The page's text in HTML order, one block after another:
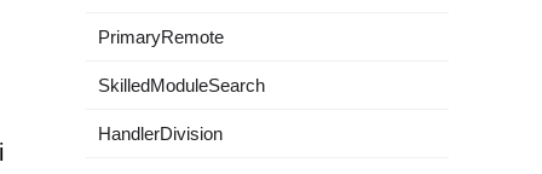
PrimaryRemote
SkilledModuleSearch
HandlerDivision